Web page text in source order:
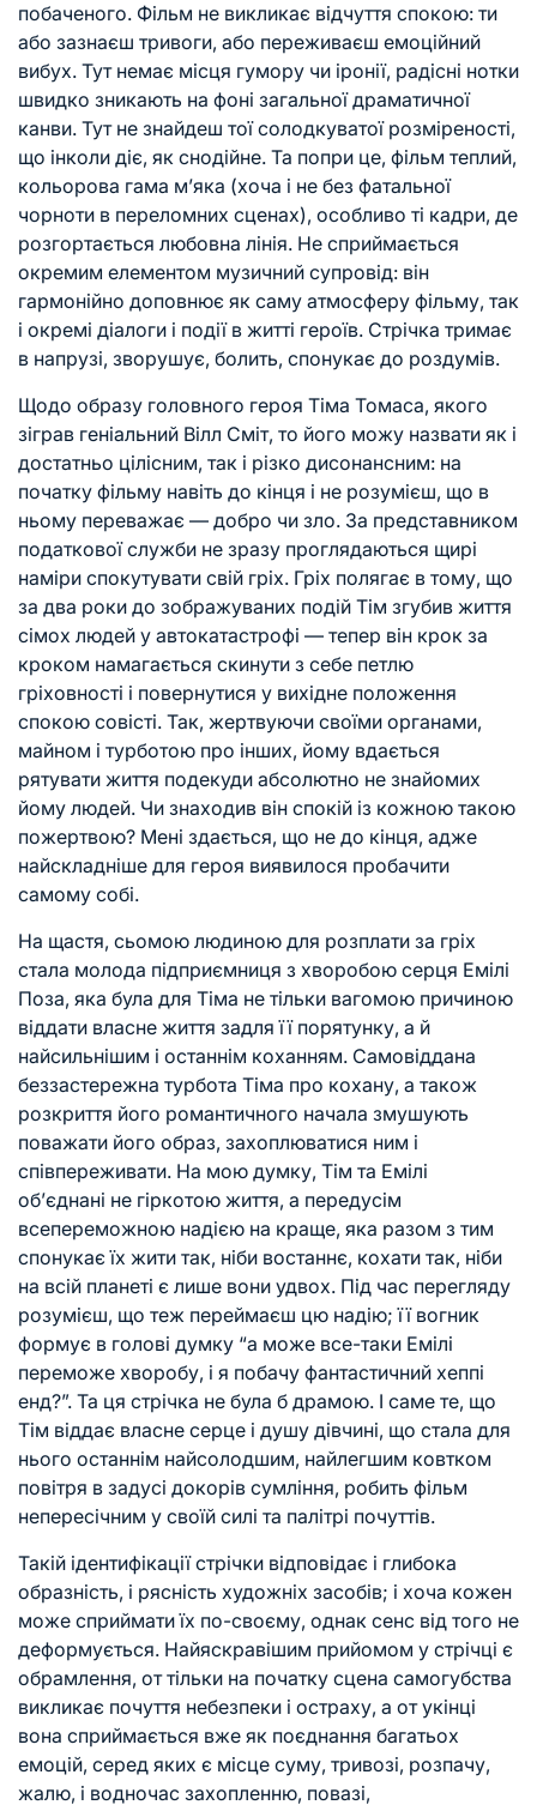
побаченого. Фільм не викликає відчуття спокою: ти
або зазнаєш тривоги, або переживаєш емоційний
вибух. Тут немає місця гумору чи іронії, радісні нотки
швидко зникають на фоні загальної драматичної
канви. Тут не знайдеш тої солодкуватої розміреності,
що інколи діє, як снодійне. Та попри це, фільм теплий,
кольорова гама м’яка (хоча і не без фатальної
чорноти в переломних сценах), особливо ті кадри, де
розгортається любовна лінія. Не сприймається
окремим елементом музичний супровід: він
гармонійно доповнює як саму атмосферу фільму, так
і окремі діалоги і події в житті героїв. Стрічка тримає
в напрузі, зворушує, болить, спонукає до роздумів.
Щодо образу головного героя Тіма Томаса, якого
зіграв геніальний Вілл Сміт, то його можу назвати як і
достатньо цілісним, так і різко дисонансним: на
початку фільму навіть до кінця і не розумієш, що в
ньому переважає — добро чи зло. За представником
податкової служби не зразу проглядаються щирі
наміри спокутувати свій гріх. Гріх полягає в тому, що
за два роки до зображуваних подій Тім згубив життя
сімох людей у автокатастрофі — тепер він крок за
кроком намагається скинути з себе петлю
гріховності і повернутися у вихідне положення
спокою совісті. Так, жертвуючи своїми органами,
майном і турботою про інших, йому вдається
рятувати життя подекуди абсолютно не знайомих
йому людей. Чи знаходив він спокій із кожною такою
пожертвою? Мені здається, що не до кінця, адже
найскладніше для героя виявилося пробачити
самому собі.
На щастя, сьомою людиною для розплати за гріх
стала молода підприємниця з хворобою серця Емілі
Поза, яка була для Тіма не тільки вагомою причиною
віддати власне життя задля її порятунку, а й
найсильнішим і останнім коханням. Самовіддана
беззастережна турбота Тіма про кохану, а також
розкриття його романтичного начала змушують
поважати його образ, захоплюватися ним і
співпереживати. На мою думку, Тім та Емілі
об’єднані не гіркотою життя, а передусім
всепереможною надією на краще, яка разом з тим
спонукає їх жити так, ніби востаннє, кохати так, ніби
на всій планеті є лише вони удвох. Під час перегляду
розумієш, що теж переймаєш цю надію; її вогник
формує в голові думку “а може все-таки Емілі
переможе хворобу, і я побачу фантастичний хеппі
енд?”. Та ця стрічка не була б драмою. І саме те, що
Тім віддає власне серце і душу дівчині, що стала для
нього останнім найсолодшим, найлегшим ковтком
повітря в задусі докорів сумління, робить фільм
непересічним у своїй силі та палітрі почуттів.
Такій ідентифікації стрічки відповідає і глибока
образність, і рясність художніх засобів; і хоча кожен
може сприймати їх по-своєму, однак сенс від того не
деформується. Найяскравішим прийомом у стрічці є
обрамлення, от тільки на початку сцена самогубства
викликає почуття небезпеки і остраху, а от укінці
вона сприймається вже як поєднання багатьох
емоцій, серед яких є місце суму, тривозі, розпачу,
жалю, і водночас захопленню, повазі,